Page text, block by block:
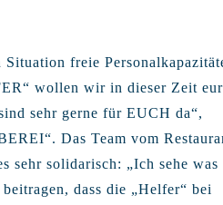
freie
wollen wir in dieser Zeit
sehr gerne für EUCH da“,
Das Team vom
sehr solidarisch: „Ich sehe was
dass die „Helfer“ bei